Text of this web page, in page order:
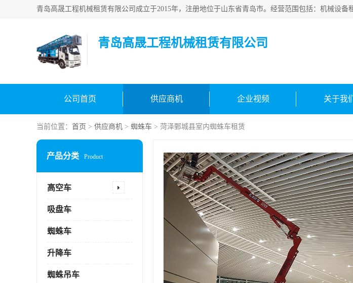
青岛高晟工程机械租赁有限公司
公司首页 供应商机 企业视频 关于我们
当前位置： 首页 > 供应商机 > 蜘蛛车 > 菏泽鄄城县室内蜘蛛车租赁
产品分类 Product
高空车
吸盘车
蜘蛛车
升降车
蜘蛛吊车